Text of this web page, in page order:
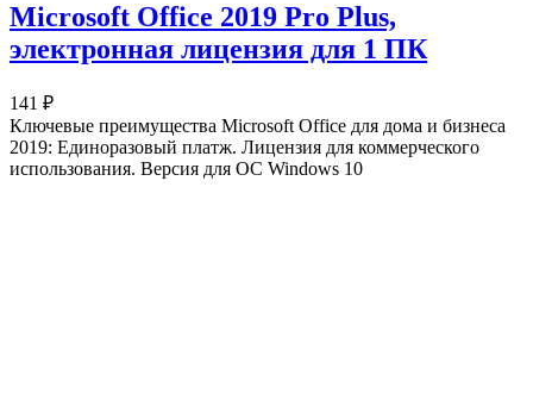
Microsoft Office 2019 Pro Plus,
электронная лицензия для 1 ПК
141 ₽
Ключевые преимущества Microsoft Office для дома и бизнеса
2019: Единоразовый платж. Лицензия для коммерческого
использования. Версия для ОС Windows 10